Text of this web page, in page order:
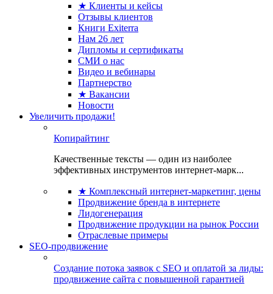
★ Клиенты и кейсы
Отзывы клиентов
Книги Exiterra
Нам 26 лет
Дипломы и сертификаты
СМИ о нас
Видео и вебинары
Партнерство
★ Вакансии
Новости
Увеличить продажи!
Копирайтинг
Качественные тексты — один из наиболее
эффективных инструментов интернет-марк...
★ Комплексный интернет-маркетинг, цены
Продвижение бренда в интернете
Лидогенерация
Продвижение продукции на рынок России
Отраслевые примеры
SEO-продвижение
Создание потока заявок с SEO и оплатой за лиды:
продвижение сайта с повышенной гарантией